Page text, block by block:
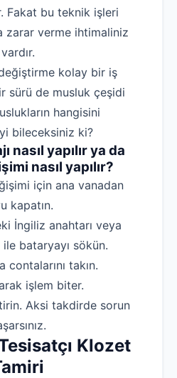
Fakat bu teknik işleri
zarar verme ihtimaliniz
vardır.
kolay bir iş
sürü de musluk çeşidi
hangisini
bileceksiniz ki?
nasıl yapılır ya da
nasıl yapılır?
için ana vanadan
kapatın.
İngiliz anahtarı veya
ile bataryayı sökün.
contalarını takın.
işlem biter.
Aksi takdirde sorun
Klozet